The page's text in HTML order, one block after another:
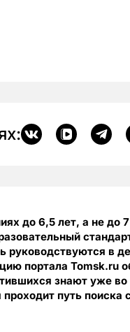
до 6,5 лет, а не до
руководствуются в
портала Tomsk.ru
знают уже во
путь поиска